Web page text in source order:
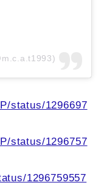
status/1296697
status/1296757
1296759557